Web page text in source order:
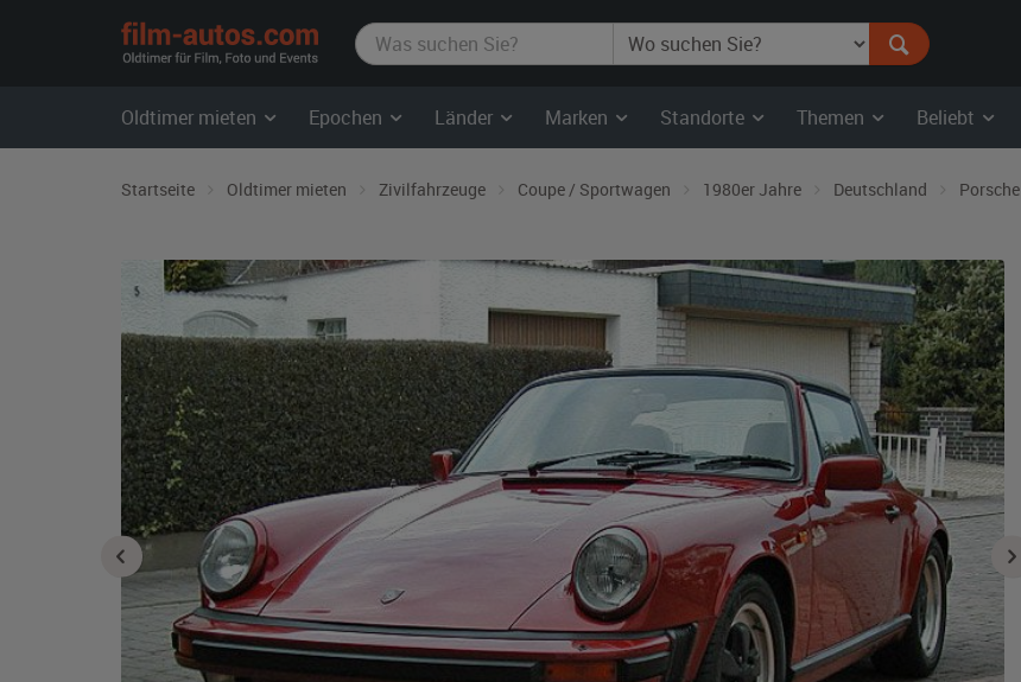
film-
autos.com
Oldtimer mieten Epochen Länder Marken Standorte Themen Beliebt
Startseite Oldtimer mieten Zivilfahrzeuge Coupe / Sportwagen 1980er Jahre Deutschland Porsche